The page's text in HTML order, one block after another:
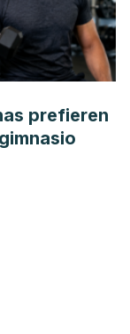
prefieren